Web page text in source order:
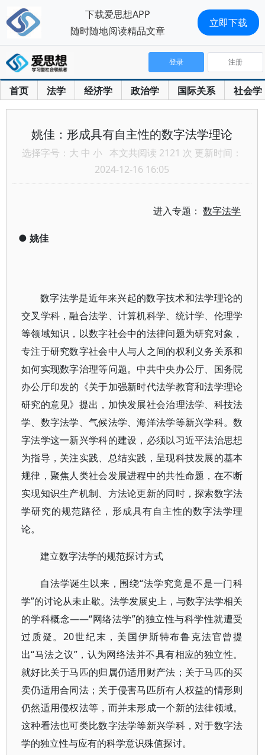
首页 法学 经济学 政治学 国际关系 社会学
登录 注册
姚佳：形成具有自主性的数字法学理论
选择字号： 大 中 小 本文共阅读 2121 次 更新时间：
2024-12-16 16:05
进入专题：数字法学
● 姚佳
数字法学是近年来兴起的数字技术和法学理论的
交叉学科，融合法学、计算机科学、统计学、伦理学
等领域知识，以数字社会中的法律问题为研究对象，
专注于研究数字社会中人与人之间的权利义务关系和
如何实现数字治理等问题。中共中央办公厅、国务院
办公厅印发的《关于加强新时代法学教育和法学理论
研究的意见》提出，加快发展社会治理法学、科技法
学、数字法学、气候法学、海洋法学等新兴学科。数
字法学这一新兴学科的建设，必须以习近平法治思想
为指导，关注实践、总结实践，呈现科技发展的基本
规律，聚焦人类社会发展进程中的共性命题，在不断
实现知识生产机制、方法论更新的同时，探索数字法
学研究的规范路径，形成具有自主性的数字法学理
论。
建立数字法学的规范探讨方式
自法学诞生以来，围绕“法学究竟是不是一门科
学”的讨论从未止歇。法学发展史上，与数字法学相关
的学科概念——“网络法学”的独立性与科学性就遭受
过质疑。20世纪末，美国伊斯特布鲁克法官曾提
出“马法之议”，认为网络法并不具有相应的独立性。
就好比关于马匹的归属仍适用财产法；关于马匹的买
卖仍适用合同法；关于侵害马匹所有人权益的情形则
仍然适用侵权法等，而并未形成一个新的法律领域。
这种看法也可类比数字法学等新兴学科，对于数字法
学的独立性与应有的科学意识殊值探讨。
下载爱思想APP
随时随地阅读精品文章
立即下载